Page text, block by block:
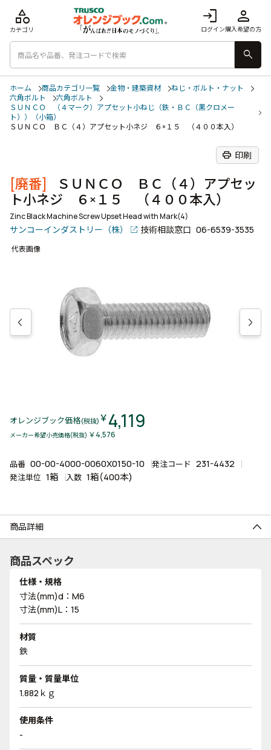
login
ログイン
person
購入希望の方
category
カテゴリ
search
ホーム 商品カテゴリ一覧 金物・建築資材
ねじ・ボルト・ナット
六角ボルト
六角ボルト
ＳＵＮＣＯ （４マーク）アプセット小ねじ（鉄・ＢＣ（黒クロメー
ト））（小箱）
ＳＵＮＣＯ ＢＣ（４）アプセット小ネジ ６×１５ （４００本入）
print 印刷
[廃番]
ＳＵＮＣＯ ＢＣ（４）アプセッ
ト小ネジ ６×１５ （４００本入）
Zinc Black Machine Screw Upset Head with Mark(4)
サンコーインダストリー（株） 技術相談窓口 06-6539-3535
代表画像
オレンジブック価格(税抜) ￥4,119
メーカー希望小売価格(税抜) ￥4,576
品番 00-00-4000-0060X0150-10 発注コード 231-4432
発注単位 1箱 入数 1箱(400本)
商品詳細
商品スペック
仕様・規格
寸法(mm)d：M6
寸法(mm)L：15
材質
鉄
質量・質量単位
1.882ｋｇ
使用条件
-